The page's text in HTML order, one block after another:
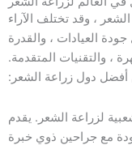
، وقد تختلف الآراء
العيادات ، والقدرة
، والتقنيات المتقدمة.
أفضل دول زراعة الشعر:
لزراعة الشعر. يقدم
مع جراحين ذوي خبرة